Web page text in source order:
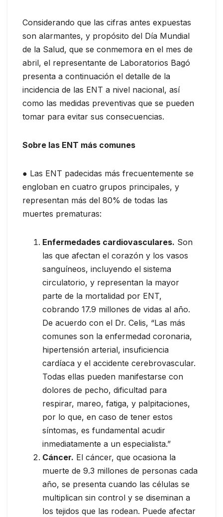
Considerando que las cifras antes expuestas
son alarmantes, y propósito del Día Mundial
de la Salud, que se conmemora en el mes de
abril, el representante de Laboratorios Bagó
presenta a continuación el detalle de la
incidencia de las ENT a nivel nacional, así
como las medidas preventivas que se pueden
tomar para evitar sus consecuencias.
Sobre las ENT más comunes
● Las ENT padecidas más frecuentemente se
engloban en cuatro grupos principales, y
representan más del 80% de todas las
muertes prematuras:
Enfermedades cardiovasculares. Son
las que afectan el corazón y los vasos
sanguíneos, incluyendo el sistema
circulatorio, y representan la mayor
parte de la mortalidad por ENT,
cobrando 17.9 millones de vidas al año.
De acuerdo con el Dr. Celis, “Las más
comunes son la enfermedad coronaria,
hipertensión arterial, insuficiencia
cardíaca y el accidente cerebrovascular.
Todas ellas pueden manifestarse con
dolores de pecho, dificultad para
respirar, mareo, fatiga, y palpitaciones,
por lo que, en caso de tener estos
síntomas, es fundamental acudir
inmediatamente a un especialista.”
Cáncer. El cáncer, que ocasiona la
muerte de 9.3 millones de personas cada
año, se presenta cuando las células se
multiplican sin control y se diseminan a
los tejidos que las rodean. Puede afectar